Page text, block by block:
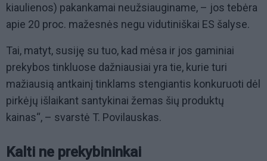
kiaulienos) pakankamai neužsiauginame, – jos tebėra
apie 20 proc. mažesnės negu vidutiniškai ES šalyse.
Tai, matyt, susiję su tuo, kad mėsa ir jos gaminiai
prekybos tinkluose dažniausiai yra tie, kurie turi
mažiausią antkainį tinklams stengiantis konkuruoti dėl
pirkėjų išlaikant santykinai žemas šių produktų
kainas“, – svarstė T. Povilauskas.
Kalti ne prekybininkai